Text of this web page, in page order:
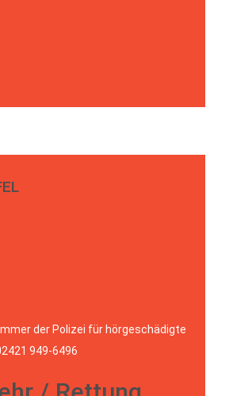
der Polizei für hörgeschädigte
949-6496